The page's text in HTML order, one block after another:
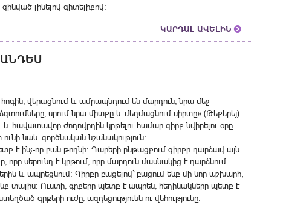
լինելով գիտելիքով:
ԿԱՐԴԱԼ ԱՎԵԼԻՆ
հոգին, վերացնում և ամրապնդում են մարդուն, նրա մեջ
սրում նրա միտքը և մեղմացնում սիրտը» (Թեքերեյ)
հավատավոր ժողովրդին կրթելու համար գիրք նվիրելու օրը
նաև գործնական նշանակություն:
է ինչ-որ բան թողնի: Դարերի ընթացքում գիրքը դարձավ այն
սերունդ է կրթում, որը մարդուն մասնակից է դարձնում
և ապրեցնում: Գիրքը բացելով` բացում ենք մի նոր աշխարհ,
տալիս: Ուստի, գրքերը պետք է ապրեն, հեղինակները պետք է
գրքերի ուժը, ազդեցությունն ու վեհությունը: